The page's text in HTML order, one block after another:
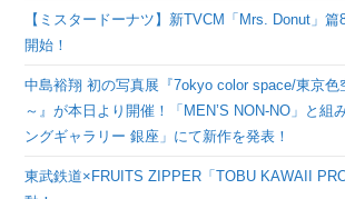
【ミスタードーナツ】新TVCM「Mrs. Donut」
開始！
中島裕翔 初の写真展『7okyo color space/東京色
～』が本日より開催！「MEN’S NON-NO」と組
ングギャラリー 銀座」にて新作を発表！
東武鉄道×FRUITS ZIPPER「TOBU KAWAII